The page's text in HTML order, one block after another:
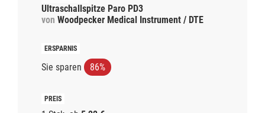
Ultraschallspitze Paro PD3
von Woodpecker Medical Instrument / DTE
Sie sparen 86%